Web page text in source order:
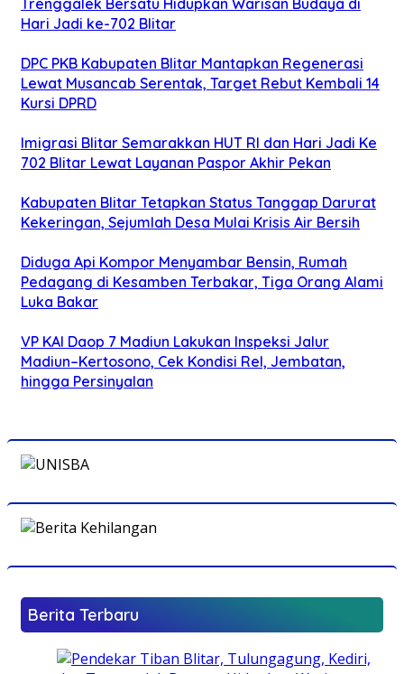
Hari Jadi ke-702 Blitar
DPC PKB Kabupaten Blitar Mantapkan Regenerasi
Lewat Musancab Serentak, Target Rebut Kembali 14
Kursi DPRD
Imigrasi Blitar Semarakkan HUT RI dan Hari Jadi Ke
702 Blitar Lewat Layanan Paspor Akhir Pekan
Kabupaten Blitar Tetapkan Status Tanggap Darurat
Kekeringan, Sejumlah Desa Mulai Krisis Air Bersih
Diduga Api Kompor Menyambar Bensin, Rumah
Pedagang di Kesamben Terbakar, Tiga Orang Alami
Luka Bakar
VP KAI Daop 7 Madiun Lakukan Inspeksi Jalur
Madiun–Kertosono, Cek Kondisi Rel, Jembatan,
hingga Persinyalan
Berita Terbaru